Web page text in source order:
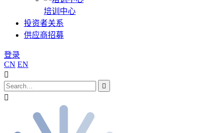
培训中心
投资者关系
供应商招募
登录
CN EN